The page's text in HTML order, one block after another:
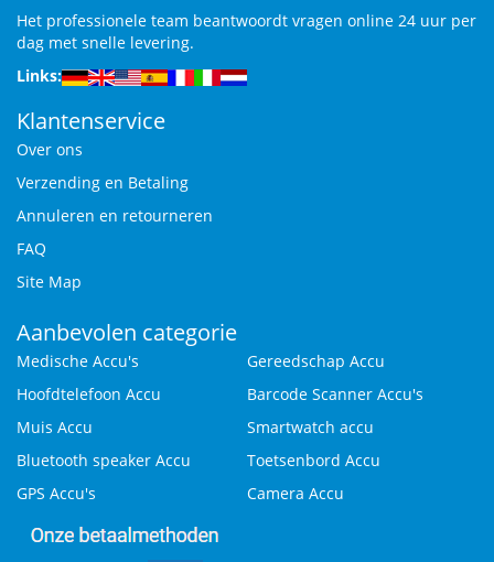
Het professionele team beantwoordt vragen online 24 uur per
dag met snelle levering.
Links:
Klantenservice
Over ons
Verzending en Betaling
Annuleren en retourneren
FAQ
Site Map
Aanbevolen categorie
Medische Accu's
Gereedschap Accu
Hoofdtelefoon Accu
Barcode Scanner Accu's
Muis Accu
Smartwatch accu
Bluetooth speaker Accu
Toetsenbord Accu
GPS Accu's
Camera Accu